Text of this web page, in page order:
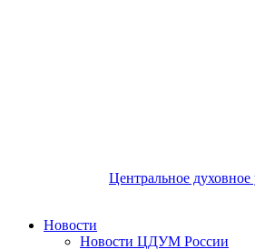
Центральное
Новости
Новости ЦДУМ России